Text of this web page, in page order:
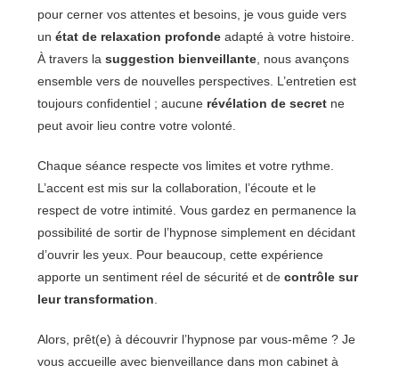
pour cerner vos attentes et besoins, je vous guide vers
unétat de relaxation profonde adapté à votre histoire.
À travers lasuggestion bienveillante , nous avançons
ensemble vers de nouvelles perspectives. L’entretien est
toujours confidentiel ; aucune révélation de secret ne
peut avoir lieu contre votre volonté.
Chaque séance respecte vos limites et votre rythme.
L’accent est mis sur la collaboration, l’écoute et le
respect de votre intimité. Vous gardez en permanence la
possibilité de sortir de l’hypnose simplement en décidant
d’ouvrir les yeux. Pour beaucoup, cette expérience
apporte un sentiment réel de sécurité et decontrôle sur
leur transformation
Alors, prêt(e) à découvrir l’hypnose par vous-même ? Je
vous accueille avec bienveillance dans mon cabinet à